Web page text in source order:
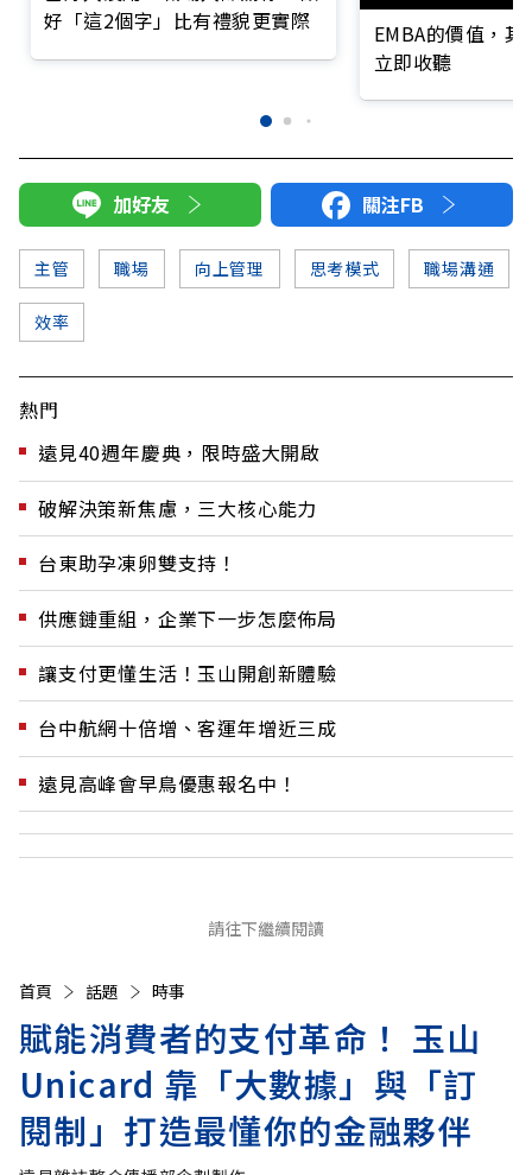
好「這2個字」比有禮貌更實際
EMBA的價值，
立即收聽
加好友 關注FB
主管 職場 向上管理 思考模式 職場溝通
效率
熱門
遠見40週年慶典，限時盛大開啟
破解決策新焦慮，三大核心能力
台東助孕凍卵雙支持！
供應鏈重組，企業下一步怎麼佈局
讓支付更懂生活！玉山開創新體驗
台中航網十倍增、客運年增近三成
遠見高峰會早鳥優惠報名中！
請往下繼續閱讀
首頁 話題 時事
賦能消費者的支付革命！ 玉山
Unicard 靠「大數據」與「訂
閱制」打造最懂你的金融夥伴